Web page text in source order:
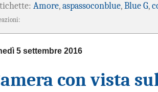
Amore, aspassoconblue, Blue G,
5 settembre 2016
con vista